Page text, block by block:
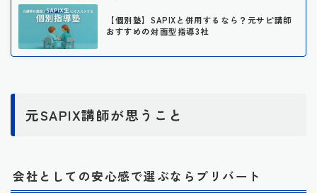
【個別塾】SAPIXと併用するなら？元サピ講師
おすすめの対面型指導3社
元SAPIX講師が思うこと
会社としての安心感で選ぶならプリバート